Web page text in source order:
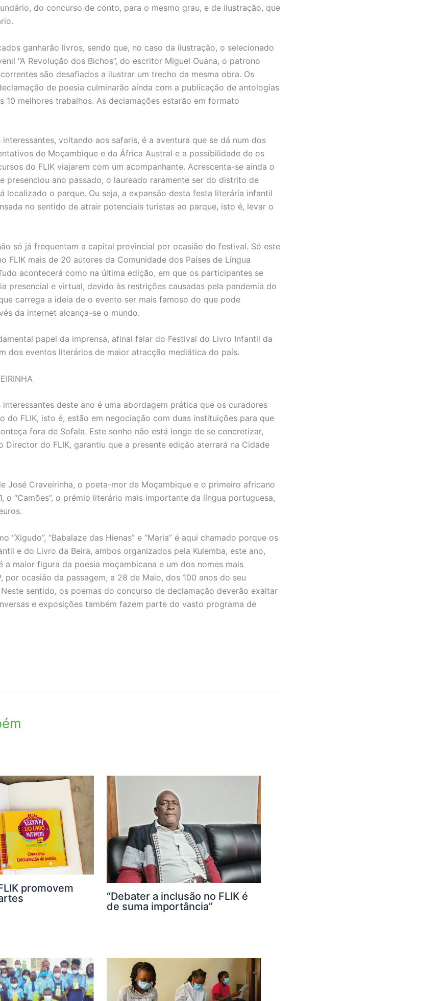
do concurso de conto, para o mesmo grau, e de ilustração, que
ganharão livros, sendo que, no caso da ilustração, o selecionado
“A Revolução dos Bichos”, do escritor Miguel Ouana, o patrono
são desafiados a ilustrar um trecho da mesma obra. Os
de poesia culminarão ainda com a publicação de antologias
10 melhores trabalhos. As declamações estarão em formato
interessantes, voltando aos safaris, é a aventura que se dá num dos
de Moçambique e da África Austral e a possibilidade de os
do FLIK viajarem com um acompanhante. Acrescenta-se ainda o
presenciou ano passado, o laureado raramente ser do distrito de
localizado o parque. Ou seja, a expansão desta festa literária infantil
no sentido de atrair potenciais turistas ao parque, isto é, levar o
só já frequentam a capital provincial por ocasião do festival. Só este
FLIK mais de 20 autores da Comunidade dos Países de Língua
acontecerá como na última edição, em que os participantes se
presencial e virtual, devido às restrições causadas pela pandemia do
carrega a ideia de o evento ser mais famoso do que pode
da internet alcança-se o mundo.
papel da imprensa, afinal falar do Festival do Livro Infantil da
dos eventos literários de maior atracção mediática do país.
interessantes deste ano é uma abordagem prática que os curadores
do FLIK, isto é, estão em negociação com duas instituições para que
fora de Sofala. Este sonho não está longe de se concretizar,
Director do FLIK, garantiu que a presente edição aterrará na Cidade
José Craveirinha, o poeta-mor de Moçambique e o primeiro africano
o “Camões”, o prémio literário mais importante da língua portuguesa,
“Xigudo”, “Babalaze das Hienas” e “Maria” é aqui chamado porque os
e do Livro da Beira, ambos organizados pela Kulemba, este ano,
a maior figura da poesia moçambicana e um dos nomes mais
por ocasião da passagem, a 28 de Maio, dos 100 anos do seu
sentido, os poemas do concurso de declamação deverão exaltar
e exposições também fazem parte do vasto programa de
promovem
“Debater a inclusão no FLIK é
de suma importância”